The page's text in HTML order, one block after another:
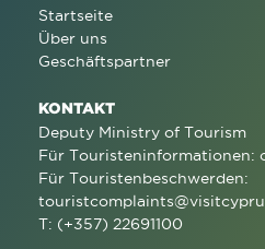
Startseite
Über uns
Geschäftspartner
KONTAKT
Deputy Ministry of Tourism
Für Touristeninformationen:
Für Touristenbeschwerden:
T: (+357) 22691100